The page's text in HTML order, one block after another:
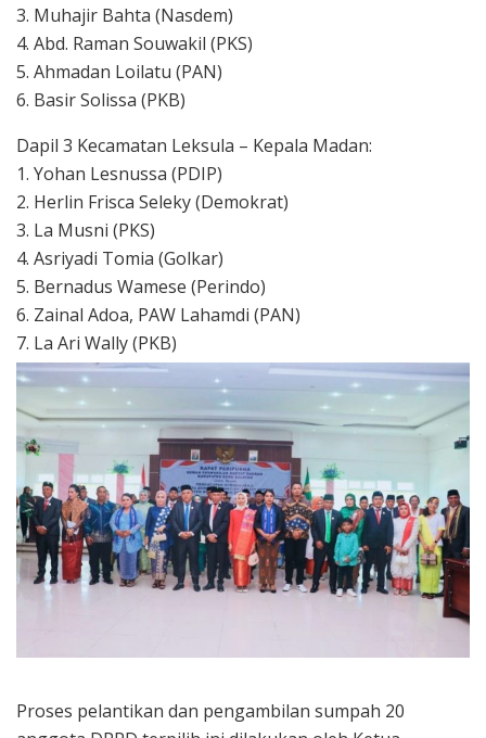
3. Muhajir Bahta (Nasdem)
4. Abd. Raman Souwakil (PKS)
5. Ahmadan Loilatu (PAN)
6. Basir Solissa (PKB)
Dapil 3 Kecamatan Leksula – Kepala Madan:
1. Yohan Lesnussa (PDIP)
2. Herlin Frisca Seleky (Demokrat)
3. La Musni (PKS)
4. Asriyadi Tomia (Golkar)
5. Bernadus Wamese (Perindo)
6. Zainal Adoa, PAW Lahamdi (PAN)
7. La Ari Wally (PKB)
Proses pelantikan dan pengambilan sumpah 20